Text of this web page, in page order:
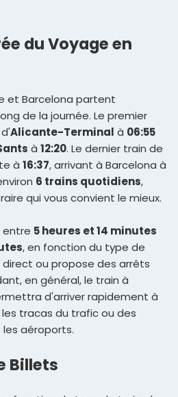
du Voyage en
et Barcelona partent
de la journée. Le premier
Alicante-Terminal à 06:55
à 12:20. Le dernier train de
à 16:37, arrivant à Barcelona à
6 trains quotidiens,
qui vous convient le mieux.
entre 5 heures et 14 minutes
, en fonction du type de
ou propose des arrêts
en général, le train à
d'arriver rapidement à
tracas du trafic ou des
aéroports.
Billets